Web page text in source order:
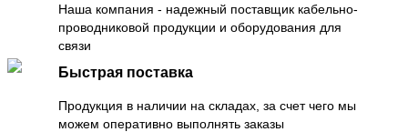
Наша компания - надежный поставщик кабельно-
проводниковой продукции и оборудования для
связи
Быстрая поставка
Продукция в наличии на складах, за счет чего мы
можем оперативно выполнять заказы